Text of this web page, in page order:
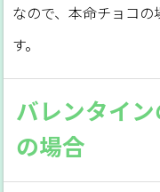
なので、本命チョコ
す。
バレンタイ
の場合